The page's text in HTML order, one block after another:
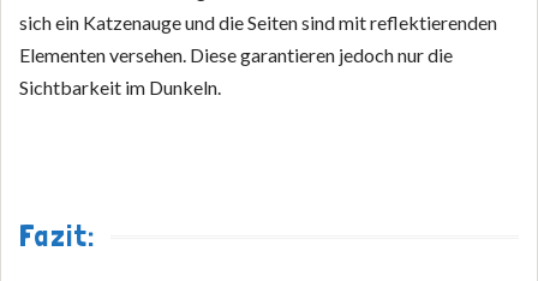
sich ein Katzenauge und die Seiten sind mit reflektierenden
Elementen versehen. Diese garantieren jedoch nur die
Sichtbarkeit im Dunkeln.
Fazit: